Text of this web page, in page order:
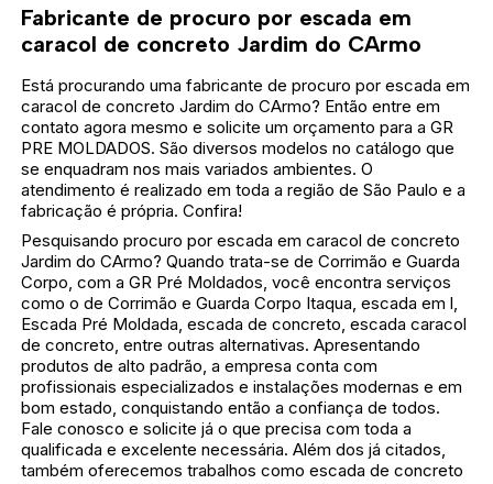
Fabricante de procuro por escada em
caracol de concreto Jardim do CArmo
Está procurando uma fabricante de procuro por escada em
caracol de concreto Jardim do CArmo? Então entre em
contato agora mesmo e solicite um orçamento para a GR
PRE MOLDADOS. São diversos modelos no catálogo que
se enquadram nos mais variados ambientes. O
atendimento é realizado em toda a região de São Paulo e a
fabricação é própria. Confira!
Pesquisando procuro por escada em caracol de concreto
Jardim do CArmo? Quando trata-se de Corrimão e Guarda
Corpo, com a GR Pré Moldados, você encontra serviços
como o de Corrimão e Guarda Corpo Itaqua, escada em l,
Escada Pré Moldada, escada de concreto, escada caracol
de concreto, entre outras alternativas. Apresentando
produtos de alto padrão, a empresa conta com
profissionais especializados e instalações modernas e em
bom estado, conquistando então a confiança de todos.
Fale conosco e solicite já o que precisa com toda a
qualificada e excelente necessária. Além dos já citados,
também oferecemos trabalhos como escada de concreto